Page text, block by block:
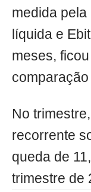
medida
líquida e
meses,
No
recorrente
queda de
trimestre de